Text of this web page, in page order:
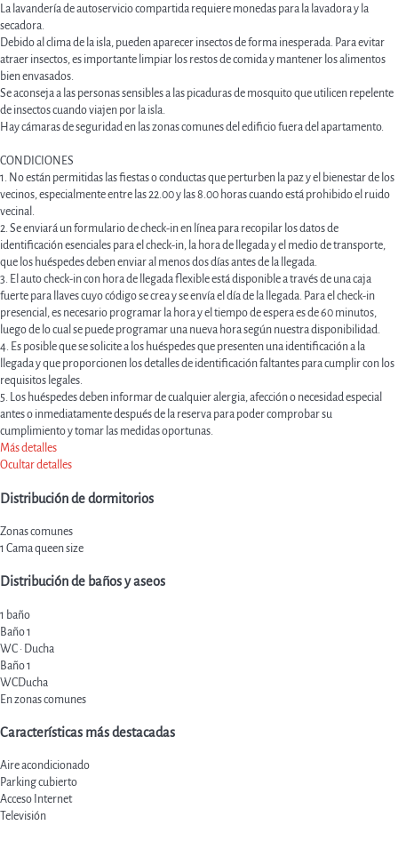
La lavandería de autoservicio compartida requiere monedas para la lavadora y la
secadora.
Debido al clima de la isla, pueden aparecer insectos de forma inesperada. Para evitar
atraer insectos, es importante limpiar los restos de comida y mantener los alimentos
bien envasados.
Se aconseja a las personas sensibles a las picaduras de mosquito que utilicen repelente
de insectos cuando viajen por la isla.
Hay cámaras de seguridad en las zonas comunes del edificio fuera del apartamento.
CONDICIONES
1. No están permitidas las fiestas o conductas que perturben la paz y el bienestar de los
vecinos, especialmente entre las 22.00 y las 8.00 horas cuando está prohibido el ruido
vecinal.
2. Se enviará un formulario de check-in en línea para recopilar los datos de
identificación esenciales para el check-in, la hora de llegada y el medio de transporte,
que los huéspedes deben enviar al menos dos días antes de la llegada.
3. El auto check-in con hora de llegada flexible está disponible a través de una caja
fuerte para llaves cuyo código se crea y se envía el día de la llegada. Para el check-in
presencial, es necesario programar la hora y el tiempo de espera es de 60 minutos,
luego de lo cual se puede programar una nueva hora según nuestra disponibilidad.
4. Es posible que se solicite a los huéspedes que presenten una identificación a la
llegada y que proporcionen los detalles de identificación faltantes para cumplir con los
requisitos legales.
5. Los huéspedes deben informar de cualquier alergia, afección o necesidad especial
antes o inmediatamente después de la reserva para poder comprobar su
cumplimiento y tomar las medidas oportunas.
Más detalles
Ocultar detalles
Distribución de dormitorios
Zonas comunes
1 Cama queen size
Distribución de baños y aseos
1 baño
Baño 1
WC · Ducha
Baño 1
WCDucha
En zonas comunes
Características más destacadas
Aire acondicionado
Parking cubierto
Acceso Internet
Televisión